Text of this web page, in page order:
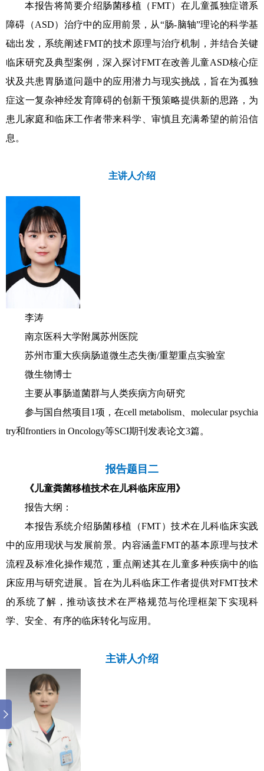
本报告将简要介绍肠菌移植（FMT）在儿童孤独症谱系
障碍（ASD）治疗中的应用前景，从“肠-脑轴”理论的科学基
础出发，系统阐述FMT的技术原理与治疗机制，并结合关键
临床研究及典型案例，深入探讨FMT在改善儿童ASD核心症
状及共患胃肠道问题中的应用潜力与现实挑战，旨在为孤独
症这一复杂神经发育障碍的创新干预策略提供新的思路，为
患儿家庭和临床工作者带来科学、审慎且充满希望的前沿信
息。
主讲人介绍
李涛
南京医科大学附属苏州医院
苏州市重大疾病肠道微生态失衡/重塑重点实验室
微生物博士
主要从事肠道菌群与人类疾病方向研究
参与国自然项目1项，在cell metabolism、molecular psychia
try和frontiers in Oncology等SCI期刊发表论文3篇。
报告题目二
《儿童粪菌移植技术在儿科临床应用》
报告大纲：
本报告系统介绍肠菌移植（FMT）技术在儿科临床实践
中的应用现状与发展前景。内容涵盖FMT的基本原理与技术
流程及标准化操作规范，重点阐述其在儿童多种疾病中的临
床应用与研究进展。旨在为儿科临床工作者提供对FMT技术
的系统了解，推动该技术在严格规范与伦理框架下实现科
学、安全、有序的临床转化与应用。
主讲人介绍